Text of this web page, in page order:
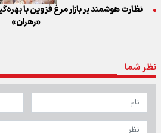
نظارت هوشمند بر بازار مرغ قزوین با
«رهران»
نظر شما